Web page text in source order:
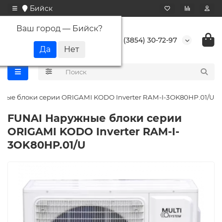
Бийск
Ваш город — Бийск?
+7 (3854) 30-72-97
блоки серии ORIGAMI KODO Inverter RAM-I-3OK80HP.01/U
FUNAI Наружные блоки серии
ORIGAMI KODO Inverter RAM-I-
3OK80HP.01/U